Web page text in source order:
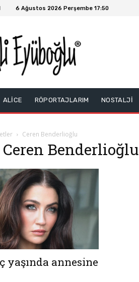
6 Ağustos 2026 Perşembe 17:50
ALİCE RÖPORTAJLARIM NOSTALJİ
Ceren Benderlioğlu
Benderlioğlu
yaşında annesine